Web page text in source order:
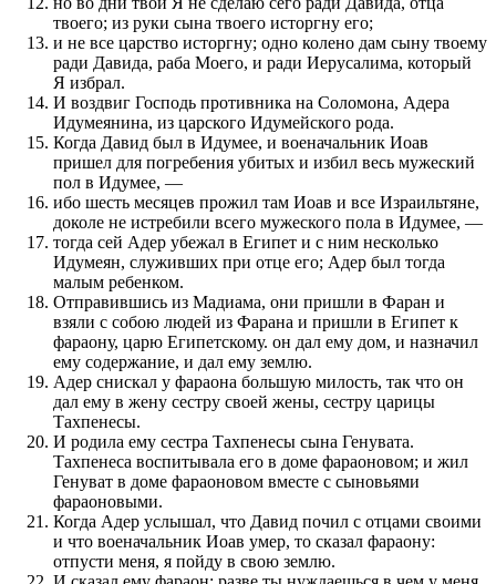
твоего; из руки сына твоего исторгну его;
и не все царство исторгну; одно колено дам сыну твоему
ради Давида, раба Моего, и ради Иерусалима, который
Я избрал.
И воздвиг Господь противника на Соломона, Адера
Идумеянина, из царского Идумейского рода.
Когда Давид был в Идумее, и военачальник Иоав
пришел для погребения убитых и избил весь мужеский
пол в Идумее, —
ибо шесть месяцев прожил там Иоав и все Израильтяне,
доколе не истребили всего мужеского пола в Идумее, —
тогда сей Адер убежал в Египет и с ним несколько
Идумеян, служивших при отце его; Адер был тогда
малым ребенком.
Отправившись из Мадиама, они пришли в Фаран и
взяли с собою людей из Фарана и пришли в Египет к
фараону, царю Египетскому. он дал ему дом, и назначил
ему содержание, и дал ему землю.
Адер снискал у фараона большую милость, так что он
дал ему в жену сестру своей жены, сестру царицы
Тахпенесы.
И родила ему сестра Тахпенесы сына Генувата.
Тахпенеса воспитывала его в доме фараоновом; и жил
Генуват в доме фараоновом вместе с сыновьями
фараоновыми.
Когда Адер услышал, что Давид почил с отцами своими
и что военачальник Иоав умер, то сказал фараону:
отпусти меня, я пойду в свою землю.